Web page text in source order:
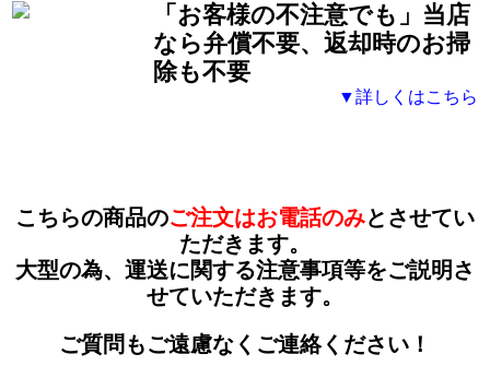
「お客様の不注意でも」 当店
なら弁償不要、返却時のお掃
除も不要
▼詳しくはこちら
こちらの商品のご注文はお電話のみとさせてい
ただきます。
大型の為、運送に関する注意事項等をご説明さ
せていただきます。
ご質問もご遠慮なくご連絡ください！